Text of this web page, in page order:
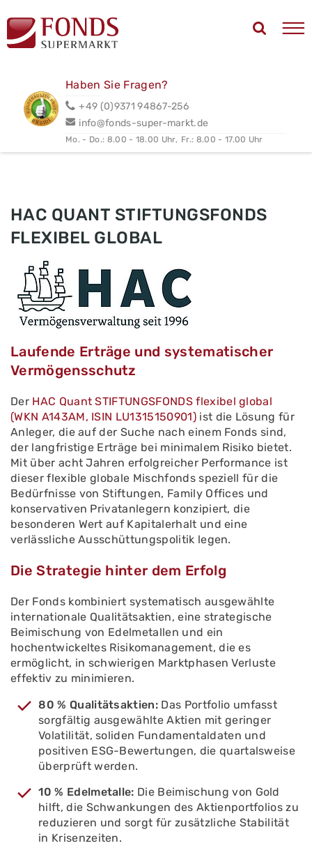
Haben Sie Fragen?
+49 (0)9371 94867-256
info@fonds-super-markt.de
Mo. - Do.: 8.00 - 18.00 Uhr, Fr.: 8.00 - 17.00 Uhr
HAC QUANT STIFTUNGSFONDS
FLEXIBEL GLOBAL
Laufende Erträge und systematischer
Vermögensschutz
Der HAC Quant STIFTUNGSFONDS flexibel global
(WKN A143AM, ISIN LU1315150901)ist die Lösung für
Anleger, die auf der Suche nach einem Fonds sind,
der langfristige Erträge bei minimalem Risiko bietet.
Mit über acht Jahren erfolgreicher Performance ist
dieser flexible globale Mischfonds speziell für die
Bedürfnisse von Stiftungen, Family Offices und
konservativen Privatanlegern konzipiert, die
besonderen Wert auf Kapitalerhalt und eine
verlässliche Ausschüttungspolitik legen.
Die Strategie hinter dem Erfolg
Der Fonds kombiniert systematisch ausgewählte
internationale Qualitätsaktien, eine strategische
Beimischung von Edelmetallen und ein
hochentwickeltes Risikomanagement, die es
ermöglicht, in schwierigen Marktphasen Verluste
effektiv zu minimieren.
80 % Qualitätsaktien: Das Portfolio umfasst
sorgfältig ausgewählte Aktien mit geringer
Volatilität, soliden Fundamentaldaten und
positiven ESG-Bewertungen, die quartalsweise
überprüft werden.
10 % Edelmetalle: Die Beimischung von Gold
hilft, die Schwankungen des Aktienportfolios zu
reduzieren und sorgt für zusätzliche Stabilität
in Krisenzeiten.